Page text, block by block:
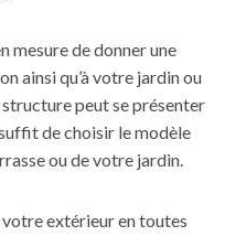
mesure de donner une
ainsi qu’à votre jardin ou
peut se présenter
de choisir le modèle
ou de votre jardin.
extérieur en toutes